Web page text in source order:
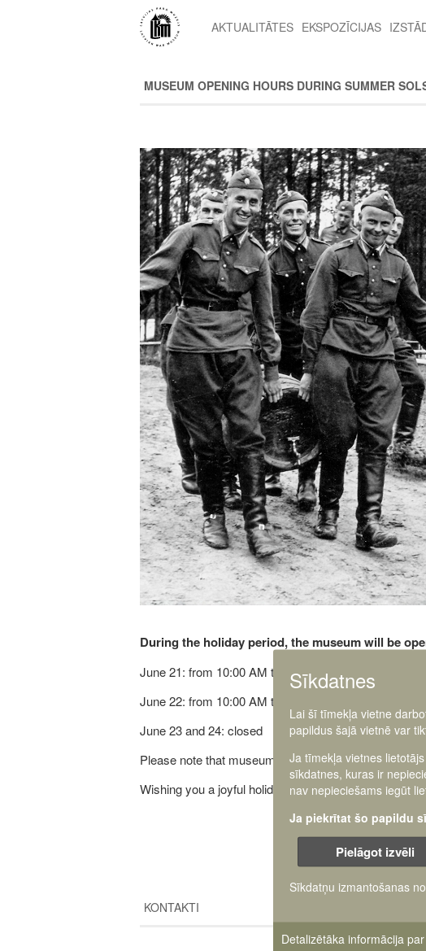
2nd
menu
AKTUALITĀTES EKSPOZĪCIJAS
MUSEUM OPENING HOURS DURING SUMMER
Image
During the holiday period, the museum will be
June 21: from 10:00 AM to 6:00 PM
June 22: from 10:00 AM to 5:00 PM
June 23 and 24: closed
Please note that museum admission is free of charge.
Wishing you a joyful holiday!
KONTAKTI
Sīkdatnes
Lai šī tīmekļa vietne
papildus šajā vietnē var
Ja tīmekļa vietnes
sīkdatnes, kuras ir
nav nepieciešams iegūt
Ja piekrītat šo papildu
Pielāgot izvēli
Sīkdatņu izmantošanas
Detalizētāka informācija